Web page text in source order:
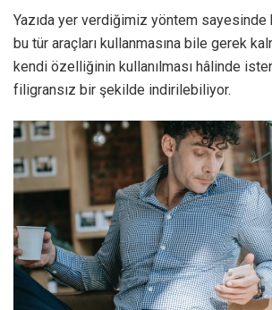
Yazıda yer verdiğimiz yöntem sayesinde
bu tür araçları kullanmasına bile gerek
kendi özelliğinin kullanılması hâlinde
filigransız bir şekilde indirilebiliyor.